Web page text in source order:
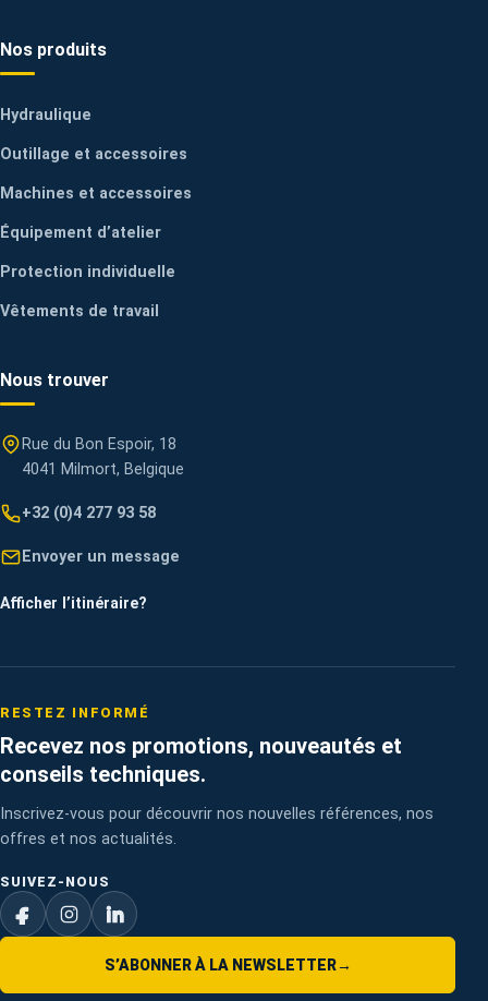
Nos produits
Hydraulique
Outillage et accessoires
Machines et accessoires
Équipement d’atelier
Protection individuelle
Vêtements de travail
Nous trouver
Rue du Bon Espoir, 18
4041 Milmort, Belgique
+32 (0)4 277 93 58
Envoyer un message
Afficher l’itinéraire?
RESTEZ INFORMÉ
Recevez nos promotions, nouveautés et
conseils techniques.
Inscrivez-vous pour découvrir nos nouvelles références, nos
offres et nos actualités.
SUIVEZ-NOUS
S’ABONNER À LA NEWSLETTER→